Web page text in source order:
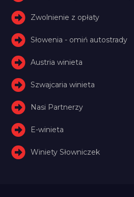
Zwolnienie z opłaty
Słowenia - omiń autostrady
Austria winieta
Szwajcaria winieta
Nasi Partnerzy
E-winieta
Winiety Słowniczek